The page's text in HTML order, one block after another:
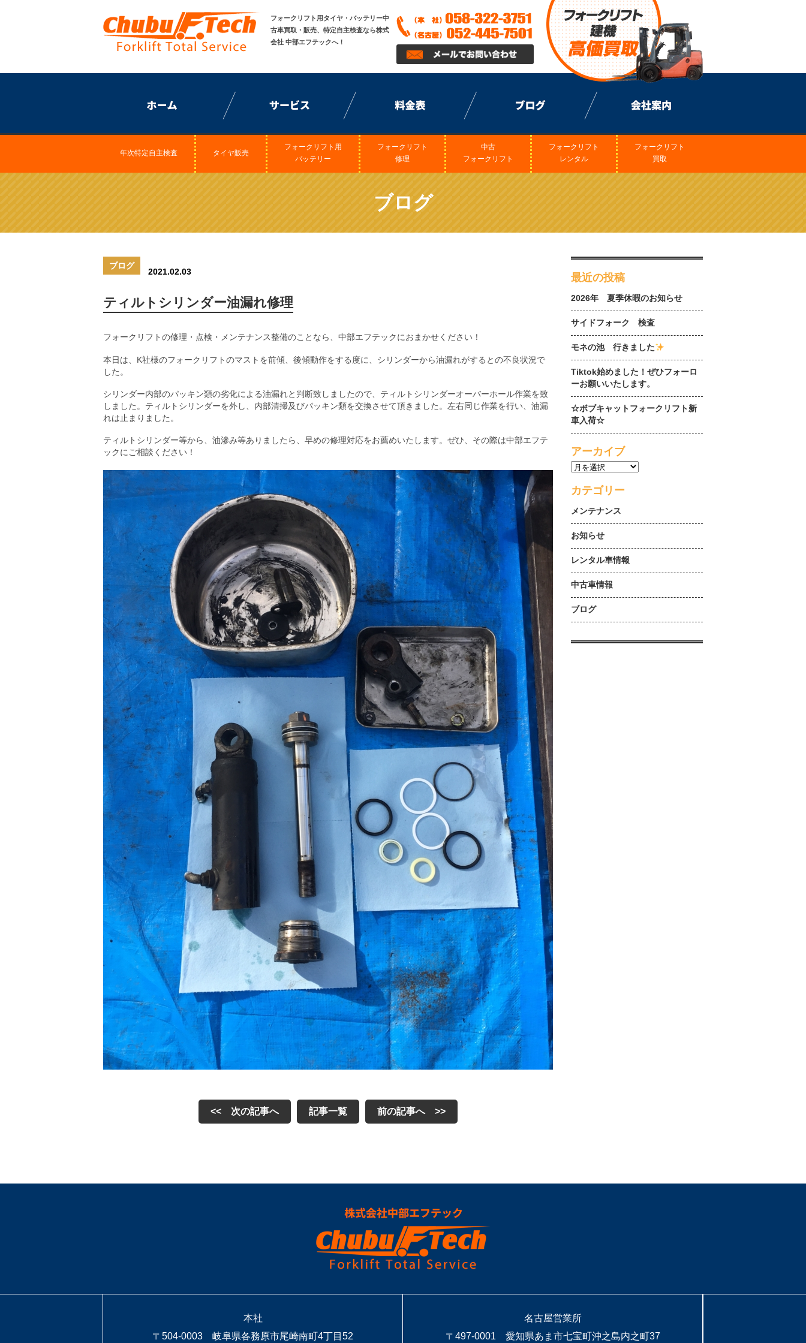
フォークリフト用タイヤ・バッテリー中
古車買取・販売、特定自主検査なら株式
会社 中部エフテックへ！
年次特定自主検査 タイヤ販売
フォークリフト用
バッテリー
フォークリフト
修理
中古
フォークリフト
フォークリフト
レンタル
フォークリフト
買取
ブログ
ブログ
2021.02.03
ティルトシリンダー油漏れ修理
フォークリフトの修理・点検・メンテナンス整備のことなら、中部エフテックにおまかせください！
本日は、K社様のフォークリフトのマストを前傾、後傾動作をする度に、シリンダーから油漏れがするとの不良状況で
した。
シリンダー内部のパッキン類の劣化による油漏れと判断致しましたので、ティルトシリンダーオーバーホール作業を致
しました。ティルトシリンダーを外し、内部清掃及びパッキン類を交換させて頂きました。左右同じ作業を行い、油漏
れは止まりました。
ティルトシリンダー等から、油滲み等ありましたら、早めの修理対応をお薦めいたします。ぜひ、その際は中部エフテ
ックにご相談ください！
<< 次の記事へ 記事一覧 前の記事へ >>
最近の投稿
2026年 夏季休暇のお知らせ
サイドフォーク 検査
モネの池 行きました
Tiktok始めました！ぜひフォーロ
ーお願いいたします。
☆ボブキャットフォークリフト新
車入荷☆
アーカイブ
カテゴリー
メンテナンス
お知らせ
レンタル車情報
中古車情報
ブログ
本社
〒504-0003 岐阜県各務原市尾崎南町4丁目52
名古屋営業所
〒497-0001 愛知県あま市七宝町沖之島内之町37